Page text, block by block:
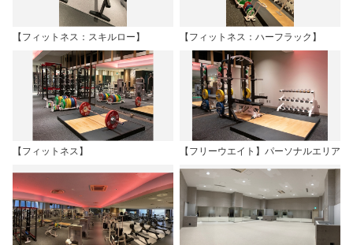
【フィットネス：スキルロー】 【フィットネス：ハーフラック】
【フィットネス】 【フリーウエイト】パーソナルエリア